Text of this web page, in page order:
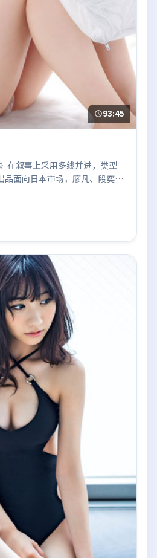
93:45
在叙事上采用多线并进，类型
品面向日本市场，廖凡、段奕
和伟所饰角色推动关键反转，结